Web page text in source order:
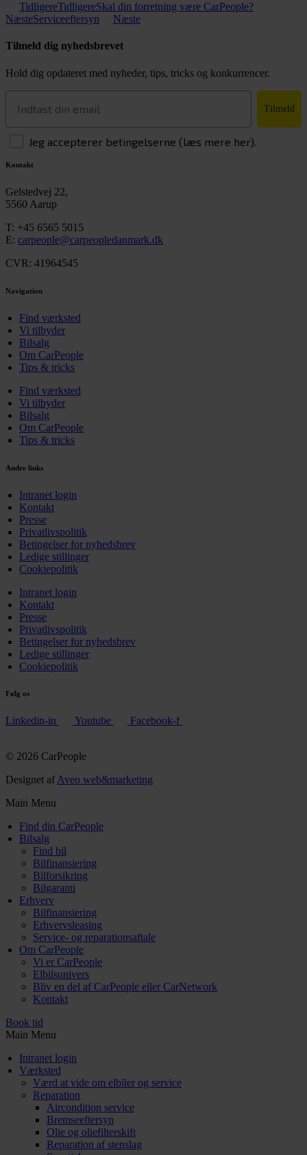
TidligereTidligereSkal din forretning være CarPeople?
NæsteServiceeftersyn Næste
Tilmeld dig nyhedsbrevet
Hold dig opdateret med nyheder, tips, tricks og konkurrencer.
Tilmeld
Jeg accepterer betingelserne (læs mere her).
Kontakt
Gelstedvej 22,
5560 Aarup
T: +45 6565 5015
E: carpeople@carpeopledanmark.dk
CVR: 41964545
Navigation
Find værksted
Vi tilbyder
Bilsalg
Om CarPeople
Tips & tricks
Find værksted
Vi tilbyder
Bilsalg
Om CarPeople
Tips & tricks
Andre links
Intranet login
Kontakt
Presse
Privatlivspolitik
Betingelser for nyhedsbrev
Ledige stillinger
Cookiepolitik
Intranet login
Kontakt
Presse
Privatlivspolitik
Betingelser for nyhedsbrev
Ledige stillinger
Cookiepolitik
Følg os
Linkedin-in Youtube Facebook-f
© 2026 CarPeople
Designet afAveo web&marketing
Main Menu
Find din CarPeople
Bilsalg
Find bil
Bilfinansiering
Bilforsikring
Bilgaranti
Erhverv
Bilfinansiering
Erhvervsleasing
Service- og reparationsaftale
Om CarPeople
Vi er CarPeople
Elbilsunivers
Bliv en del af CarPeople eller CarNetwork
Kontakt
Book tid
Main Menu
Intranet login
Værksted
Værd at vide om elbiler og service
Reparation
Aircondition service
Bremseeftersyn
Olie og oliefilterskift
Reparation af stenslag